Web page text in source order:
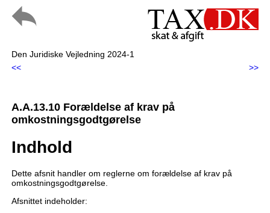
Den Juridiske Vejledning 2024-1
<<
>>
A.A.13.10 Forældelse af krav på
omkostningsgodtgørelse
Indhold
Dette afsnit handler om reglerne om forældelse af krav på
omkostningsgodtgørelse.
Afsnittet indeholder: